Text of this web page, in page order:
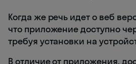
Когда же речь идет о веб
что приложение доступно
требуя установки на
В отличие от приложения,